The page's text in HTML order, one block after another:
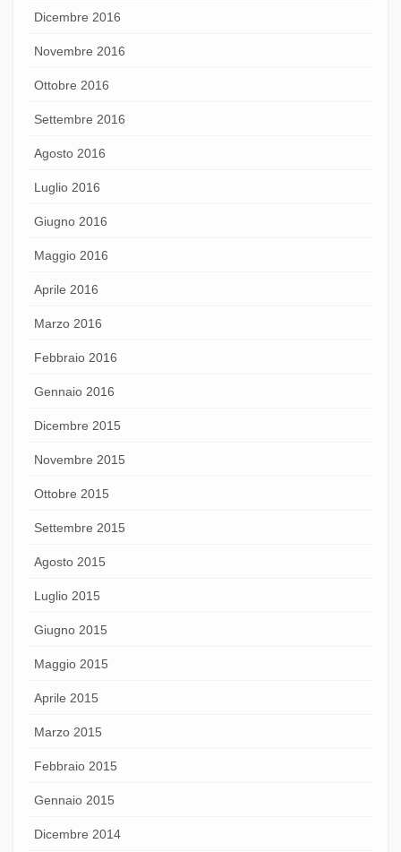
Dicembre 2016
Novembre 2016
Ottobre 2016
Settembre 2016
Agosto 2016
Luglio 2016
Giugno 2016
Maggio 2016
Aprile 2016
Marzo 2016
Febbraio 2016
Gennaio 2016
Dicembre 2015
Novembre 2015
Ottobre 2015
Settembre 2015
Agosto 2015
Luglio 2015
Giugno 2015
Maggio 2015
Aprile 2015
Marzo 2015
Febbraio 2015
Gennaio 2015
Dicembre 2014